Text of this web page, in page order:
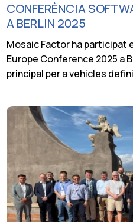
CONFERÈNCIA
A BERLIN 2025
Mosaic Factor ha participat
Europe Conference 2025 a
principal per a vehicles